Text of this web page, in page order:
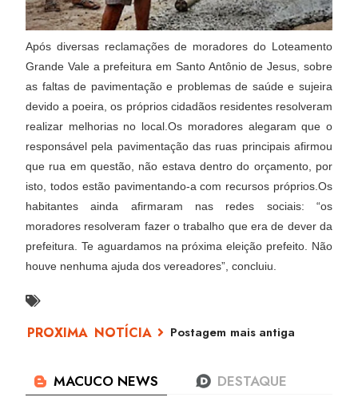
Após diversas reclamações de moradores do Loteamento
Grande Vale a prefeitura em Santo Antônio de Jesus, sobre
as faltas de pavimentação e problemas de saúde e sujeira
devido a poeira, os próprios cidadãos residentes resolveram
realizar melhorias no local.Os moradores alegaram que o
responsável pela pavimentação das ruas principais afirmou
que rua em questão, não estava dentro do orçamento, por
isto, todos estão pavimentando-a com recursos próprios.Os
habitantes ainda afirmaram nas redes sociais: “os
moradores resolveram fazer o trabalho que era de dever da
prefeitura. Te aguardamos na próxima eleição prefeito. Não
houve nenhuma ajuda dos vereadores”, concluiu.
Postagem mais antiga